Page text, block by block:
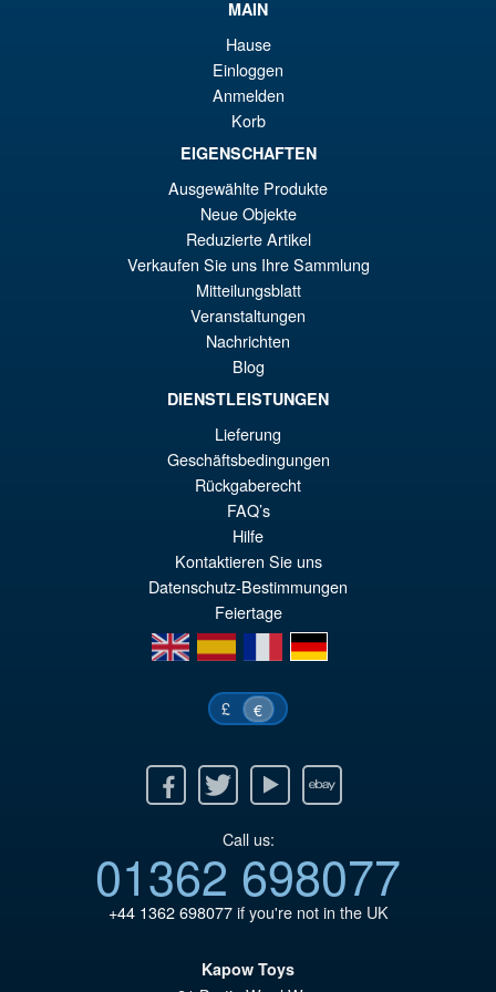
Comics – Absolute Batman
1/12 Scale Action Figure
PRÉ COMMANDE
S.H.Figuarts Dragon Ball Z
Full Power Frieza Battle
Scarred Edition Action Figure
PRÉ COMMANDE
MAIN
Hause
Einloggen
Anmelden
Korb
EIGENSCHAFTEN
Ausgewählte Produkte
Neue Objekte
Reduzierte Artikel
Verkaufen Sie uns Ihre Sammlung
Mitteilungsblatt
Veranstaltungen
Nachrichten
Blog
DIENSTLEISTUNGEN
Lieferung
Geschäftsbedingungen
Rückgaberecht
FAQ’s
Hilfe
Kontaktieren Sie uns
Datenschutz-Bestimmungen
Feiertage
en
es fr de
£ €
Twitter Youtube Ebay
Call us:
01362 698077
+44 1362 698077if you're not in the UK
Kapow Toys